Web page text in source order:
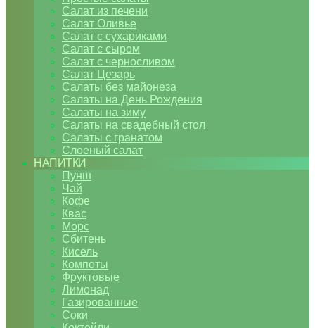
Салат из печени
Салат Оливье
Салат с сухариками
Салат с сыром
Салат с черносливом
Салат Цезарь
Салаты без майонеза
Салаты на День Рождения
Салаты на зиму
Салаты на свадебный стол
Салаты с гранатом
Слоеный салат
НАПИТКИ
Пунш
Чай
Кофе
Квас
Морс
Сбитень
Кисель
Компоты
Фруктовые
Лимонад
Газированные
Соки